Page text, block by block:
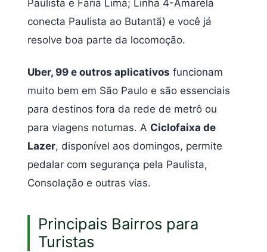
Paulista e Faria Lima; Linha 4-Amarela
conecta Paulista ao Butantã) e você já
resolve boa parte da locomoção.
Uber, 99 e outros aplicativos funcionam
muito bem em São Paulo e são essenciais
para destinos fora da rede de metrô ou
para viagens noturnas. A Ciclofaixa de
Lazer, disponível aos domingos, permite
pedalar com segurança pela Paulista,
Consolação e outras vias.
Principais Bairros para
Turistas